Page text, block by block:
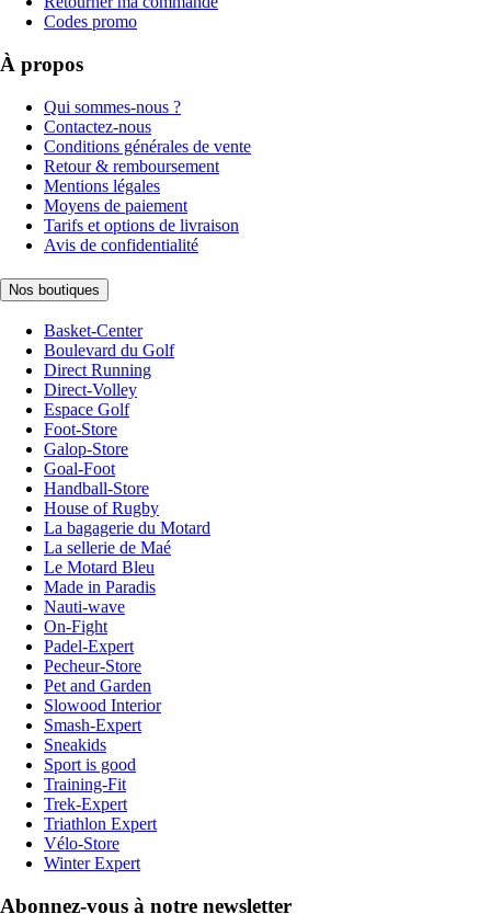
Codes promo
À propos
Qui sommes-nous ?
Contactez-nous
Conditions générales de vente
Retour & remboursement
Mentions légales
Moyens de paiement
Tarifs et options de livraison
Avis de confidentialité
Nos boutiques
Basket-Center
Boulevard du Golf
Direct Running
Direct-Volley
Espace Golf
Foot-Store
Galop-Store
Goal-Foot
Handball-Store
House of Rugby
La bagagerie du Motard
La sellerie de Maé
Le Motard Bleu
Made in Paradis
Nauti-wave
On-Fight
Padel-Expert
Pecheur-Store
Pet and Garden
Slowood Interior
Smash-Expert
Sneakids
Sport is good
Training-Fit
Trek-Expert
Triathlon Expert
Vélo-Store
Winter Expert
Abonnez-vous à notre newsletter